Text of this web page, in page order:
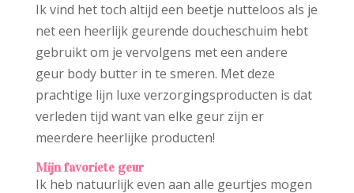
Ik vind het toch altijd een beetje nutteloos als je
net een heerlijk geurende doucheschuim hebt
gebruikt om je vervolgens met een andere
geur body butter in te smeren. Met deze
prachtige lijn luxe verzorgingsproducten is dat
verleden tijd want van elke geur zijn er
meerdere heerlijke producten!
Mijn favoriete geur
Ik heb natuurlijk even aan alle geurtjes mogen